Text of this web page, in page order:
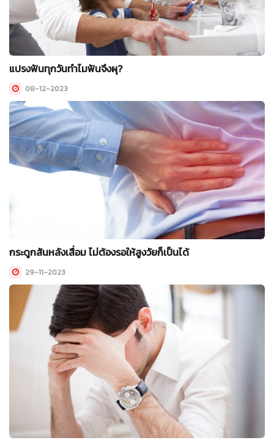
แปรงฟันทุกวันทำไมฟันจึงผุ?
08-12-2023
กระดูกสันหลังเสื่อม ไม่ต้องรอให้สูงวัยก็เป็นได้
29-11-2023